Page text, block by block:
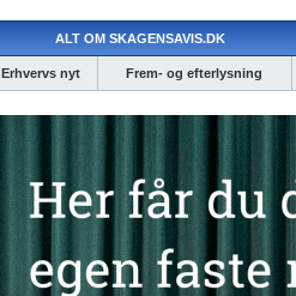
ALT OM SKAGENSAVIS.DK
Erhvervs nyt Frem- og efterlysning